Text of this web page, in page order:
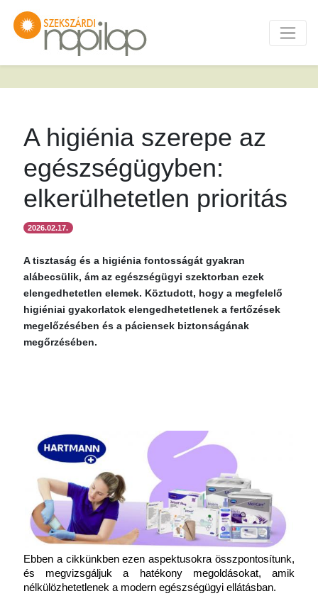
A higiénia szerepe az
egészségügyben:
elkerülhetetlen prioritás
2026.02.17.
A tisztaság és a higiénia fontosságát gyakran
alábecsülik, ám az egészségügyi szektorban ezek
elengedhetetlen elemek. Köztudott, hogy a megfelelő
higiéniai gyakorlatok elengedhetetlenek a fertőzések
megelőzésében és a páciensek biztonságának
megőrzésében.
Ebben a cikkünkben ezen aspektusokra összpontosítunk,
és megvizsgáljuk a hatékony megoldásokat, amik
nélkülözhetetlenek a modern egészségügyi ellátásban.